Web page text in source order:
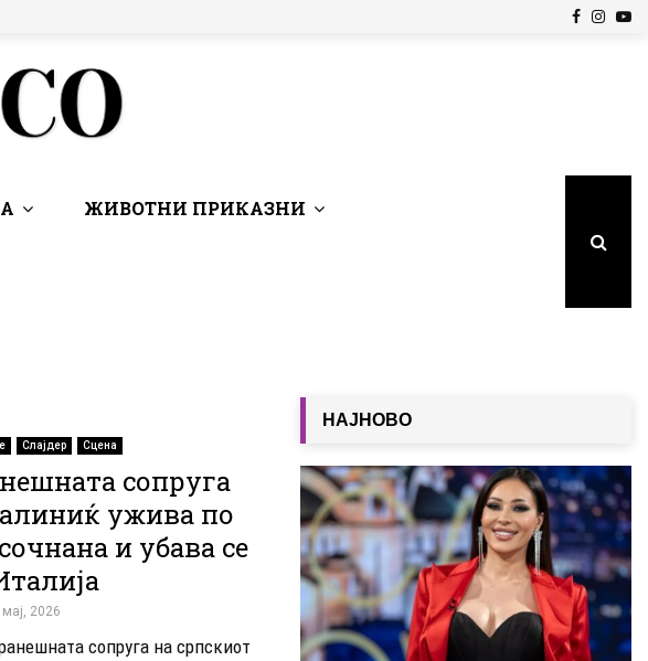
Facebook
ЖИВОТНИ ПРИКАЗНИ
Слајдер Сцена
сопруга
ужива по
и убава се
2026
сопруга на српскиот
НАЈНОВО